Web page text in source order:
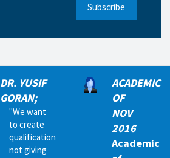
Subscribe
DR. YUSIF
GORAN;
"We want
to create
qualification
not giving
ACADEMIC
OF
NOV
2016
Academic